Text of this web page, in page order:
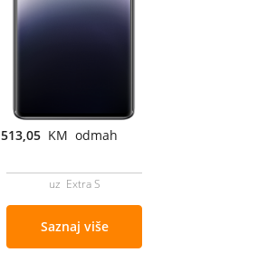
513,05 KM odmah
uz Extra S
Saznaj više